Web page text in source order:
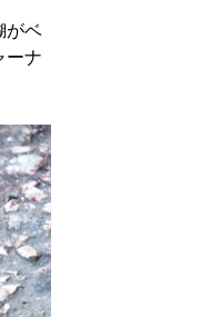
がベ
ーナ